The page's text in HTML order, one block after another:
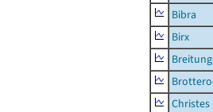
Bibra
Birx
Christes